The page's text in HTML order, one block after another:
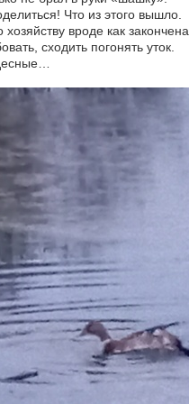
Что из этого вышло.
вроде как
сходить погонять уток.